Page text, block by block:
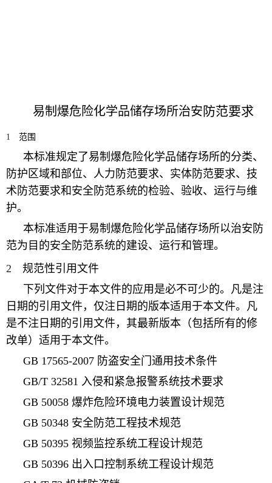
易制爆危险化学品储存场所治安防范要求
1 范围
本标准规定了易制爆危险化学品储存场所的分类、
防护区域和部位、人力防范要求、实体防范要求、技
术防范要求和安全防范系统的检验、验收、运行与维
护。
本标准适用于易制爆危险化学品储存场所以治安防
范为目的安全防范系统的建设、运行和管理。
2 规范性引用文件
下列文件对于本文件的应用是必不可少的。凡是注
日期的引用文件，仅注日期的版本适用于本文件。凡
是不注日期的引用文件，其最新版本（包括所有的修
改单）适用于本文件。
GB 17565-2007 防盗安全门通用技术条件
GB/T 32581 入侵和紧急报警系统技术要求
GB 50058 爆炸危险环境电力装置设计规范
GB 50348 安全防范工程技术规范
GB 50395 视频监控系统工程设计规范
GB 50396 出入口控制系统工程设计规范